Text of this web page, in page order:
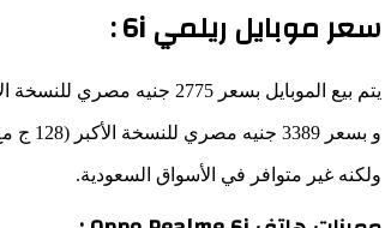
سعر موبايل ريلمي 6i :
يتم بيع الموبايل بسعر 2775 جنيه مصري للنسخة الأصغر (64 ج مع 3 رام).
و بسعر 3389 جنيه مصري للنسخة الأكبر (128 ج مع 4 رام).
ولكنه غير متوافر في الأسواق السعودية.